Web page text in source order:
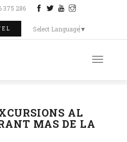
375 286
Select Language▼
Toggle
AL
MAS DE LA